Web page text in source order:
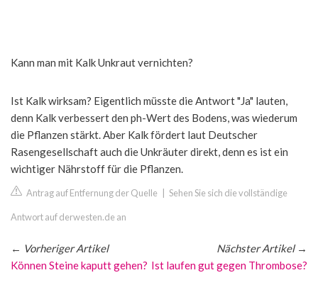
Kann man mit Kalk Unkraut vernichten?
Ist Kalk wirksam? Eigentlich müsste die Antwort "Ja" lauten,
denn Kalk verbessert den ph-Wert des Bodens, was wiederum
die Pflanzen stärkt. Aber Kalk fördert laut Deutscher
Rasengesellschaft auch die Unkräuter direkt, denn es ist ein
wichtiger Nährstoff für die Pflanzen.
Antrag auf Entfernung der Quelle Sehen Sie sich die vollständige
Antwort auf derwesten.de an
← Vorheriger Artikel
Können Steine kaputt gehen?
Nächster Artikel→
Ist laufen gut gegen Thrombose?